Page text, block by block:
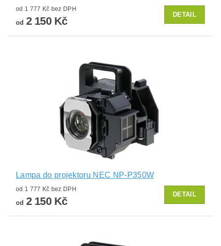
od 1 777 Kč bez DPH
od 2 150 Kč
DETAIL
Lampa do projektoru NEC NP-P350W
od 1 777 Kč bez DPH
od 2 150 Kč
DETAIL